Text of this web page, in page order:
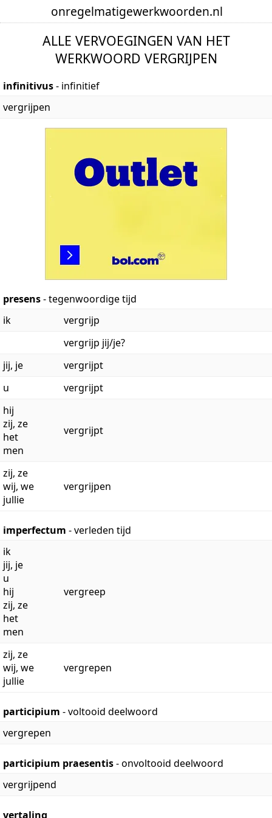
onregelmatigewerkwoorden.nl
ALLE VERVOEGINGEN VAN HET
WERKWOORD VERGRIJPEN
infinitivus- infinitief
vergrijpen
presens- tegenwoordige tijd
ik
vergrijp
vergrijp jij/je?
jij, je
vergrijpt
u
vergrijpt
hij
zij, ze
het
men
vergrijpt
zij, ze
wij, we
jullie
vergrijpen
imperfectum - verleden tijd
ik
jij, je
u
hij
zij, ze
het
men
vergreep
zij, ze
wij, we
jullie
vergrepen
participium - voltooid deelwoord
vergrepen
participium praesentis- onvoltooid deelwoord
vergrijpend
vertaling